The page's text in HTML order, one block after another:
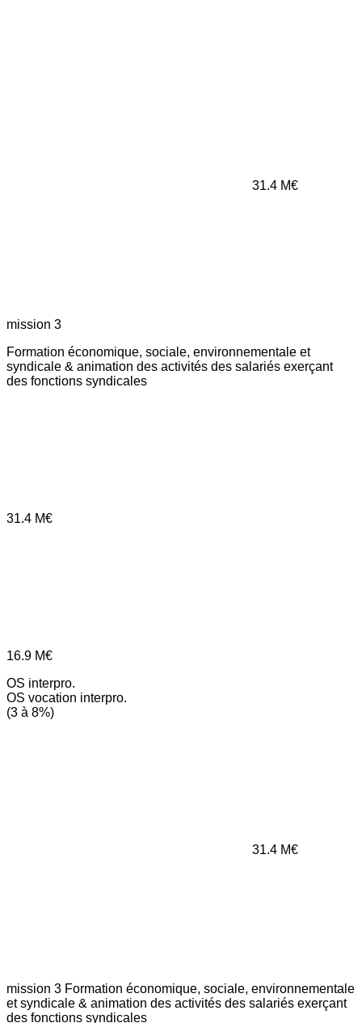
31.4 M€
mission 3
Formation économique, sociale, environnementale et
syndicale & animation des activités des salariés exerçant
des fonctions syndicales
31.4 M€
16.9 M€
OS interpro.
OS vocation interpro.
(3 à 8%)
31.4 M€
mission 3 Formation économique, sociale, environnementale
et syndicale & animation des activités des salariés exerçant
des fonctions syndicales